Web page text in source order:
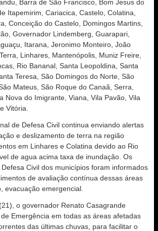
Barra de São Francisco, Bom Jesus do
Itapemirim, Cariacica, Castelo, Colatina,
Conceição do Castelo, Domingos Martins,
Governador Lindemberg, Guarapari,
Itarana, Jeronimo Monteiro, João
Linhares, Mantenópolis, Muniz Freire,
Rio Bananal, Santa Leopoldina, Santa
Teresa, São Domingos do Norte, São
Mateus, São Roque do Canaã, Serra,
Nova do Imigrante, Viana, Vila Pavão, Vila
Vitória.
de Defesa Civil continua enviando alertas
e deslizamento de terra na região
em Linhares e Colatina devido ao Rio
de agua acima taxa de inundação. Os
Civil dos municípios foram informados
de avaliação contínua dessas áreas
evacuação emergencial.
o governador Renato Casagrande
Emergência em todas as áreas afetadas
das últimas chuvas, para facilitar o